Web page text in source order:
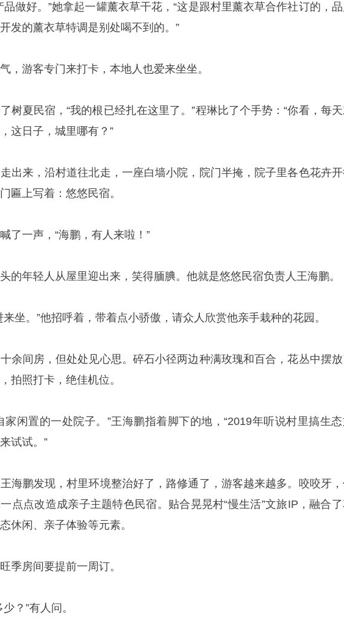
品做好。”她拿起一罐薰衣草干花，“这是跟村里薰衣草合作社订的，
发的薰衣草特调是别处喝不到的。”
，游客专门来打卡，本地人也爱来坐坐。
树夏民宿，“我的根已经扎在这里了。”程琳比了个手势：“你看，每
这日子，城里哪有？”
出来，沿村道往北走，一座白墙小院，院门半掩，院子里各色花卉
匾上写着：悠悠民宿。
了一声，“海鹏，有人来啦！”
的年轻人从屋里迎出来，笑得腼腆。他就是悠悠民宿负责人王海鹏。
来坐。”他招呼着，带着点小骄傲，请众人欣赏他亲手栽种的花园。
余间房，但处处见心思。碎石小径两边种满玫瑰和百合，花丛中摆
拍照打卡，绝佳机位。
家闲置的一处院子。”王海鹏指着脚下的地，“2019年听说村里搞生
试试。”
海鹏发现，村里环境整治好了，路修通了，游客越来越多。咬咬牙
点点改造成亲子主题特色民宿。贴合晃晃村“慢生活”文旅IP，融合
休闲、亲子体验等元素。
季房间要提前一周订。
？”有人问。